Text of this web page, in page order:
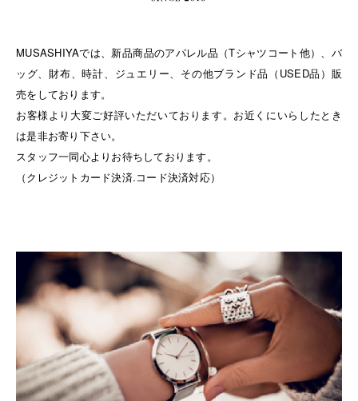
MUSASHIYAでは、新品商品のアパレル品（Tシャツコート他）、バ
ッグ、財布、時計、ジュエリー、その他ブランド品（USED品）販
売をしております。
お客様より大変ご好評いただいております。お近くにいらしたとき
は是非お寄り下さい。
スタッフ一同心よりお待ちしております。
（クレジットカード決済.コード決済対応）